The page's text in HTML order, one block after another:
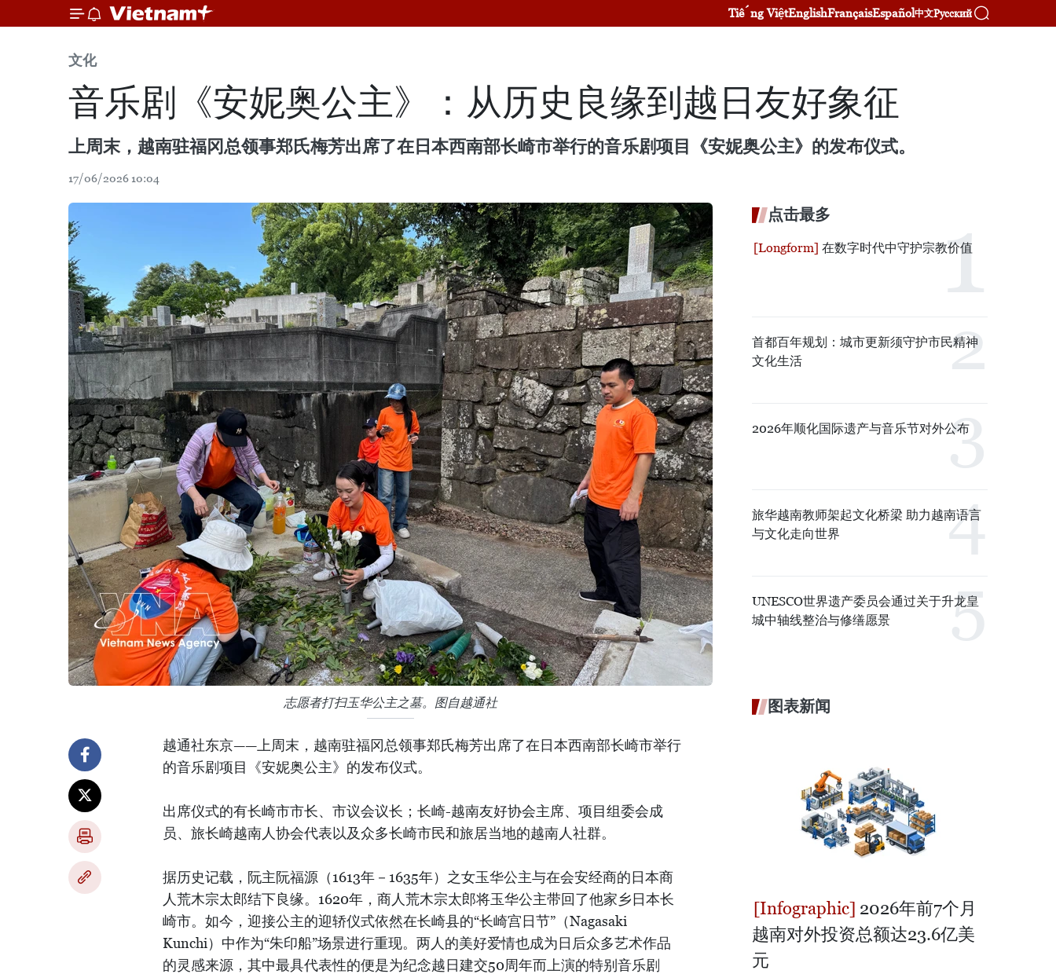
Tiếng ViệtEnglishFrançaisEspañol中文Русский
文化
音乐剧《安妮奥公主》：从历史良缘到越日友好象征
上周末，越南驻福冈总领事郑氏梅芳出席了在日本西南部长崎市举行的音乐剧项目《安妮奥公主》的发布仪式。
17/06/2026 10:04
志愿者打扫玉华公主之墓。图自越通社
越通社东京——上周末，越南驻福冈总领事郑氏梅芳出席了在日本西南部长崎市举行
的音乐剧项目《安妮奥公主》的发布仪式。
出席仪式的有长崎市市长、市议会议长；长崎-越南友好协会主席、项目组委会成
员、旅长崎越南人协会代表以及众多长崎市民和旅居当地的越南人社群。
据历史记载，阮主阮福源（1613年－1635年）之女玉华公主与在会安经商的日本商
人荒木宗太郎结下良缘。1620年，商人荒木宗太郎将玉华公主带回了他家乡日本长
崎市。如今，迎接公主的迎轿仪式依然在长崎县的“长崎宫日节”（Nagasaki
Kunchi）中作为“朱印船”场景进行重现。两人的美好爱情也成为日后众多艺术作品
的灵感来源，其中最具代表性的便是为纪念越日建交50周年而上演的特别音乐剧
点击最多
在数字时代中守护宗教价值
首都百年规划：城市更新须守护市民精神
文化生活
2026年顺化国际遗产与音乐节对外公布
旅华越南教师架起文化桥梁 助力越南语言
与文化走向世界
UNESCO世界遗产委员会通过关于升龙皇
城中轴线整治与修缮愿景
图表新闻
2026年前7个月
越南对外投资总额达23.6亿美
元